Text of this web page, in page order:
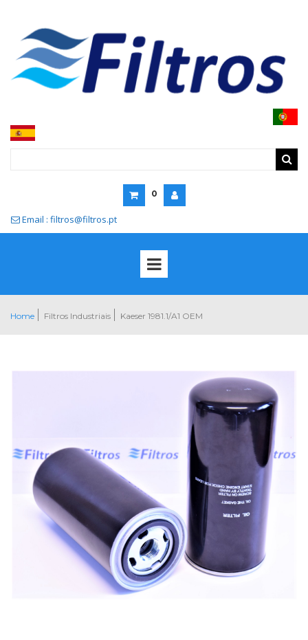
0
 Email : filtros@filtros.pt
Home Filtros Industriais Kaeser 1981.1/A1 OEM